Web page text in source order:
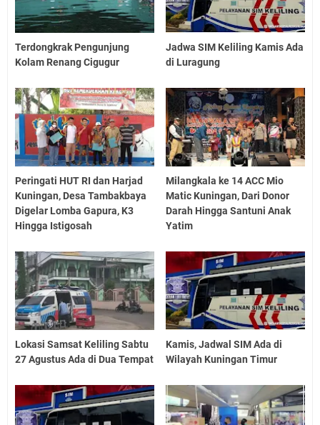
Terdongkrak Pengunjung
Kolam Renang Cigugur
Jadwa SIM Keliling Kamis Ada
di Luragung
Peringati HUT RI dan Harjad
Kuningan, Desa Tambakbaya
Digelar Lomba Gapura, K3
Hingga Istigosah
Milangkala ke 14 ACC Mio
Matic Kuningan, Dari Donor
Darah Hingga Santuni Anak
Yatim
Lokasi Samsat Keliling Sabtu
27 Agustus Ada di Dua Tempat
Kamis, Jadwal SIM Ada di
Wilayah Kuningan Timur